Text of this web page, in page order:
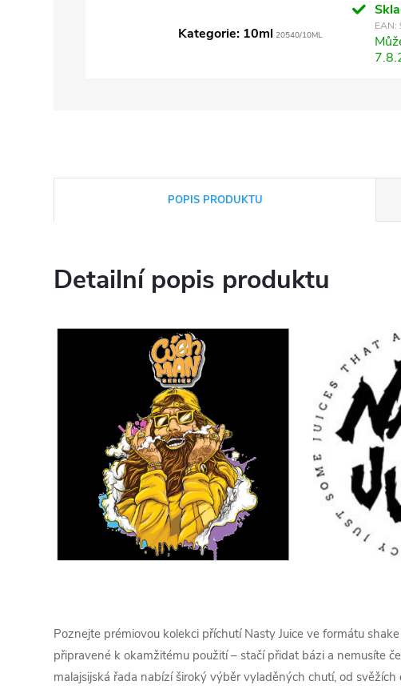
Kategorie: 10ml 20540/10ML
EAN:
POPIS PRODUKTU
Detailní popis produktu
Poznejte prémiovou kolekci příchutí Nasty Juice ve formátu
připravené k okamžitému použití – stačí přidat bázi a nemusíte
malajsijská řada nabízí široký výběr vyladěných chutí, od